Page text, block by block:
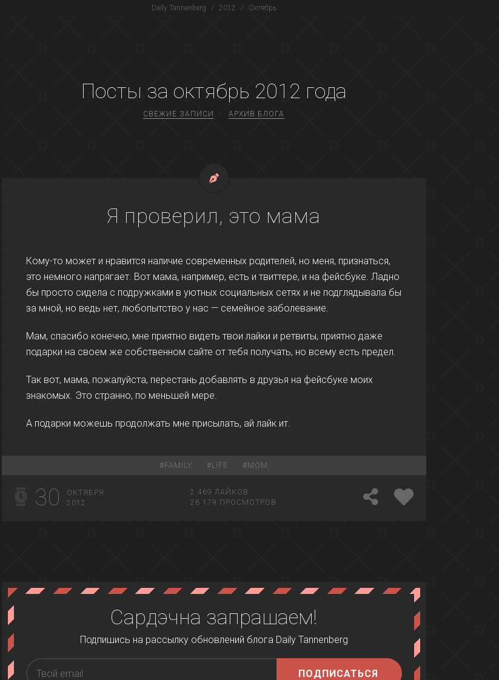
Daily Tannenberg / 2012 / Октябрь
Посты за октябрь 2012 года
СВЕЖИЕ ЗАПИСИ АРХИВ БЛОГА
Я проверил, это мама
Кому-то может и нравится наличие современных родителей, но меня, признаться,
это немного напрягает. Вот мама, например, есть и твиттере, и на фейсбуке. Ладно
бы просто сидела с подружками в уютных социальных сетях и не подглядывала бы
за мной, но ведь нет, любопытство у нас — семейное заболевание.
Мам, спасибо конечно, мне приятно видеть твои лайки и ретвиты, приятно даже
подарки на своем же собственном сайте от тебя получать, но всему есть предел.
Так вот, мама, пожалуйста, перестань добавлять в друзья на фейсбуке моих
знакомых. Это странно, по меньшей мере.
А подарки можешь продолжать мне присылать, ай лайк ит.
# FAMILY # LIFE # MOM
30
ОКТЯБРЯ
2012
2 469ЛАЙКОВ
26 179 ПРОСМОТРОВ
Сардэчна запрашаем!
Подпишись на рассылку обновлений блога Daily Tannenberg
ПОДПИСАТЬСЯ